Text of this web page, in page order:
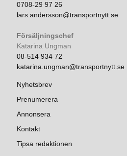
0708-29 97 26
lars.andersson@transportnytt.se
Försäljningschef
Katarina Ungman
08-514 934 72
katarina.ungman@transportnytt.se
Nyhetsbrev
Prenumerera
Annonsera
Kontakt
Tipsa redaktionen